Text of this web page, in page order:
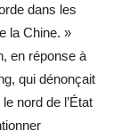
dans les
la Chine. »
en réponse à
qui dénonçait
nord de l’État